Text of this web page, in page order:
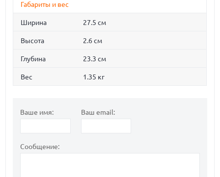
Габариты и вес
Ширина 27.5 см
Высота 2.6 см
Глубина 23.3 см
Вес 1.35 кг
Ваше имя: Ваш email:
Сообщение: